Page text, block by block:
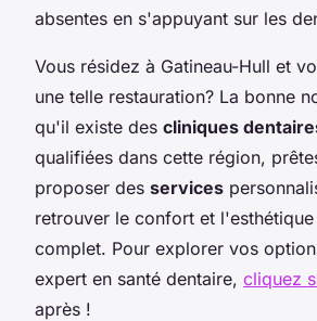
absentes en s'appuyant sur les
Vous résidez à Gatineau-Hull et
une telle restauration? La bonne
qu'il existe des cliniques
qualifiées dans cette région,
proposer des services
retrouver le confort et
complet. Pour explorer vos
expert en santé dentaire, cliquez
après !